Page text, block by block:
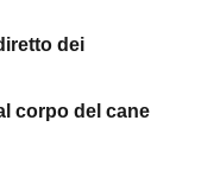
dei
corpo del cane